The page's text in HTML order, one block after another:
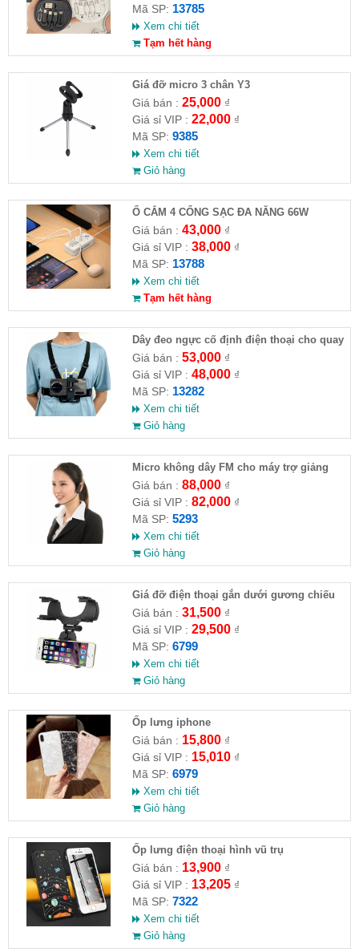
Mã SP: 13785
Xem chi tiết
Tạm hết hàng
Giá đỡ micro 3 chân Y3
Giá bán : 25,000₫
Giá sỉ VIP : 22,000₫
Mã SP: 9385
Xem chi tiết
Giỏ hàng
Ổ CẮM 4 CỔNG SẠC ĐA NĂNG 66W
Giá bán : 43,000₫
Giá sỉ VIP : 38,000₫
Mã SP: 13788
Xem chi tiết
Tạm hết hàng
Dây đeo ngực cố định điện thoại cho quay
video hành trình
Giá bán : 53,000₫
Giá sỉ VIP : 48,000₫
Mã SP: 13282
Xem chi tiết
Giỏ hàng
Micro không dây FM cho máy trợ giảng
Giá bán : 88,000₫
Giá sỉ VIP : 82,000₫
Mã SP: 5293
Xem chi tiết
Giỏ hàng
Giá đỡ điện thoại gắn dưới gương chiếu
hậu xe hơi
Giá bán : 31,500₫
Giá sỉ VIP : 29,500₫
Mã SP: 6799
Xem chi tiết
Giỏ hàng
Ốp lưng iphone
Giá bán : 15,800₫
Giá sỉ VIP : 15,010₫
Mã SP: 6979
Xem chi tiết
Giỏ hàng
Ốp lưng điện thoại hình vũ trụ
Giá bán : 13,900₫
Giá sỉ VIP : 13,205₫
Mã SP: 7322
Xem chi tiết
Giỏ hàng